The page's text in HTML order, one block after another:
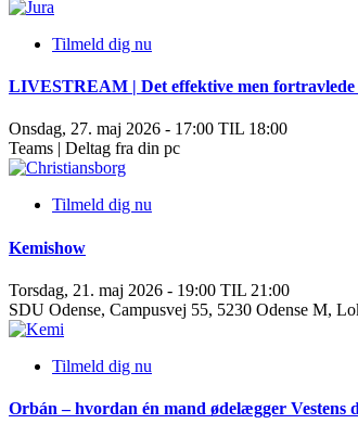
Tilmeld dig nu
LIVESTREAM | Det effektive men
Onsdag, 27. maj 2026 - 17:00 TIL 18:00
Teams | Deltag fra din pc
Tilmeld dig nu
Kemishow
Torsdag, 21. maj 2026 - 19:00 TIL 21:00
SDU Odense, Campusvej 55, 5230 Odense M,
Tilmeld dig nu
Orbán – hvordan én mand ødelægger Vestens